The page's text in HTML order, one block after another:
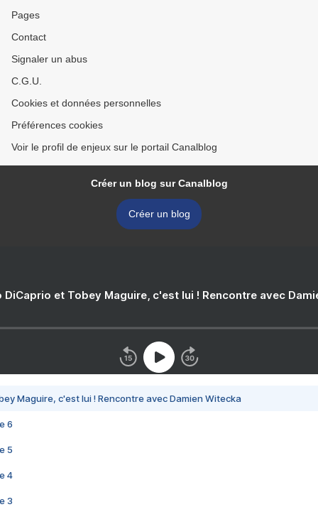
Pages
Contact
Signaler un abus
C.G.U.
Cookies et données personnelles
Préférences cookies
Voir le profil de enjeux sur le portail Canalblog
Créer un blog sur Canalblog
Créer un blog
DiCaprio et Tobey Maguire, c'est lui ! Rencontre avec
Maguire, c'est lui ! Rencontre avec Damien Witecka
6
5
4
3